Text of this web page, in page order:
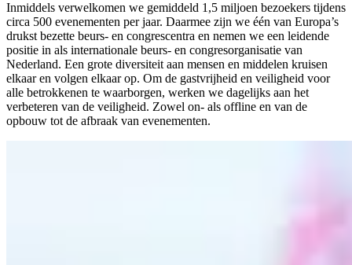
Inmiddels verwelkomen we gemiddeld 1,5 miljoen bezoekers tijdens
circa 500 evenementen per jaar. Daarmee zijn we één van Europa’s
drukst bezette beurs- en congrescentra en nemen we een leidende
positie in als internationale beurs- en congresorganisatie van
Nederland. Een grote diversiteit aan mensen en middelen kruisen
elkaar en volgen elkaar op. Om de gastvrijheid en veiligheid voor
alle betrokkenen te waarborgen, werken we dagelijks aan het
verbeteren van de veiligheid. Zowel on- als offline en van de
opbouw tot de afbraak van evenementen.